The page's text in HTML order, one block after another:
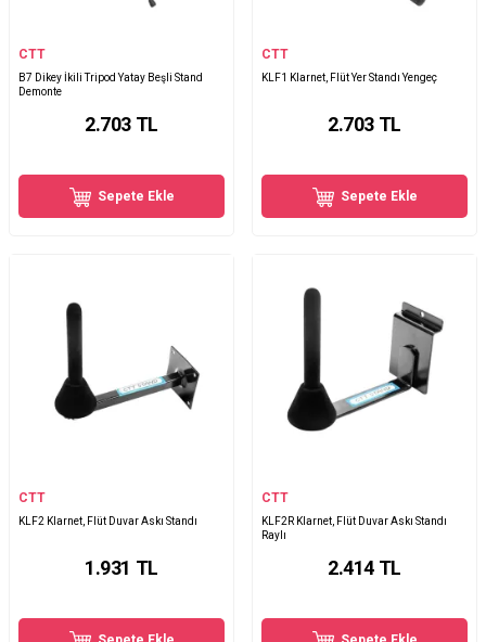
CTT
B7 Dikey İkili Tripod Yatay Beşli Stand
Demonte
2.703 TL
Sepete Ekle
CTT
KLF1 Klarnet, Flüt Yer Standı Yengeç
2.703 TL
Sepete Ekle
CTT
KLF2 Klarnet, Flüt Duvar Askı Standı
1.931 TL
CTT
KLF2R Klarnet, Flüt Duvar Askı Standı
Raylı
2.414 TL